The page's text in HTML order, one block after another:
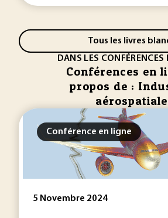
Tous les livres
DANS LES CONFÉRENCES
Conférences en
propos de :
aérospatiale
Conférence en ligne
5 Novembre 2024